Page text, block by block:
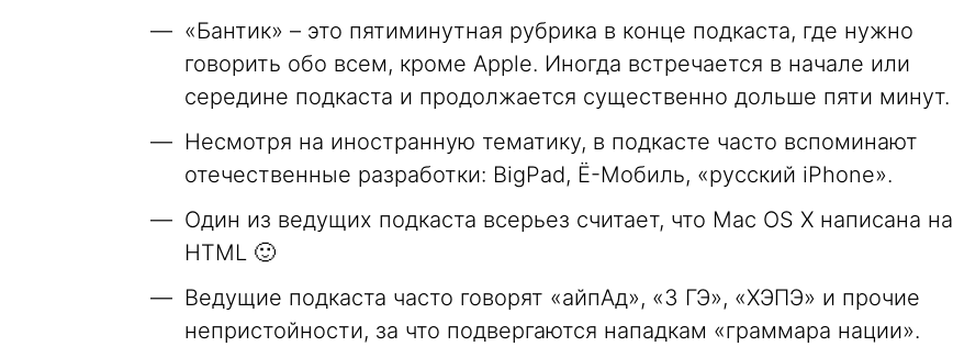
«Бантик» – это пятиминутная рубрика в конце подкаста, где нужно
говорить обо всем, кроме Apple. Иногда встречается в начале или
середине подкаста и продолжается существенно дольше пяти минут.
Несмотря на иностранную тематику, в подкасте часто вспоминают
отечественные разработки: BigPad, Ё-Мобиль, «русский iPhone».
Один из ведущих подкаста всерьез считает, что Mac OS X написана на
HTML 🙂
Ведущие подкаста часто говорят «айпАд», «3 ГЭ», «ХЭПЭ» и прочие
непристойности, за что подвергаются нападкам «граммара нации».